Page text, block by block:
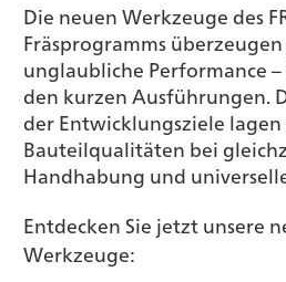
Die neuen Werkzeuge des
Fräsprogramms
unglaubliche Performance
den kurzen Ausführungen.
der Entwicklungsziele
Bauteilqualitäten bei
Handhabung und
Entdecken Sie jetzt unsere
Werkzeuge: